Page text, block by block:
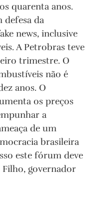
quarenta anos.
defesa da
news, inclusive
A Petrobras teve
trimestre. O
não é
anos. O
os preços
a
de um
brasileira
este fórum deve
Filho, governador